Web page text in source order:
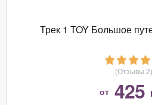
Трек 1 TOY Большое
(Отзывы 2)
от 425